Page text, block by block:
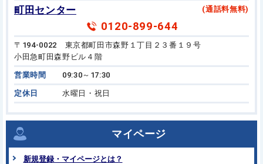
町田センター
(通話料無料)
0120-899-644
〒194-0022 東京都町田市森野１丁目２３番１９号
小田急町田森野ビル４階
営業時間 09:30～17:30
定休日 水曜日・祝日
マイページ
新規登録・マイページとは？